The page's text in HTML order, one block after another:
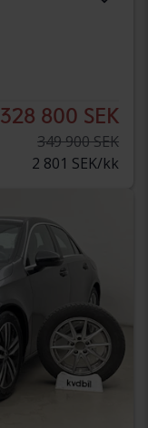
328 800 SEK
349 900 SEK
2 801 SEK/kk